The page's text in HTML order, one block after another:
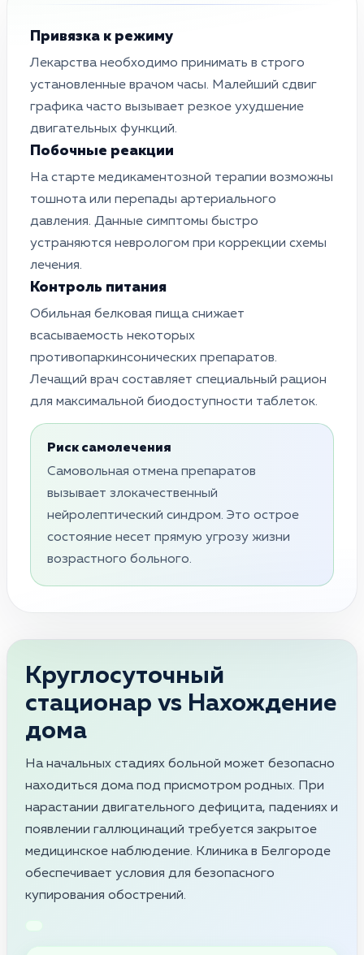
Привязка к режиму
Лекарства необходимо принимать в строго
установленные врачом часы. Малейший сдвиг
графика часто вызывает резкое ухудшение
двигательных функций.
Побочные реакции
На старте медикаментозной терапии возможны
тошнота или перепады артериального
давления. Данные симптомы быстро
устраняются неврологом при коррекции схемы
лечения.
Контроль питания
Обильная белковая пища снижает
всасываемость некоторых
противопаркинсонических препаратов.
Лечащий врач составляет специальный рацион
для максимальной биодоступности таблеток.
Риск самолечения
Самовольная отмена препаратов
вызывает злокачественный
нейролептический синдром. Это острое
состояние несет прямую угрозу жизни
возрастного больного.
Круглосуточный
стационар vs Нахождение
дома
На начальных стадиях больной может безопасно
находиться дома под присмотром родных. При
нарастании двигательного дефицита, падениях и
появлении галлюцинаций требуется закрытое
медицинское наблюдение. Клиника в Белгороде
обеспечивает условия для безопасного
купирования обострений.